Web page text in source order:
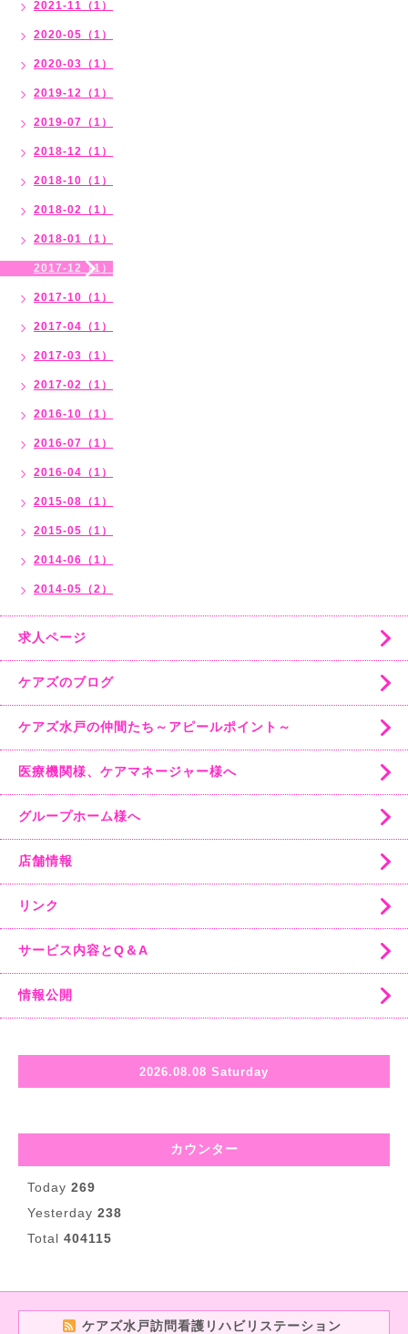
2021-11（1）
2020-05（1）
2020-03（1）
2019-12（1）
2019-07（1）
2018-12（1）
2018-10（1）
2018-02（1）
2018-01（1）
2017-12（1）
2017-10（1）
2017-04（1）
2017-03（1）
2017-02（1）
2016-10（1）
2016-07（1）
2016-04（1）
2015-08（1）
2015-05（1）
2014-06（1）
2014-05（2）
求人ページ
ケアズのブログ
ケアズ水戸の仲間たち～アピールポイント～
医療機関様、ケアマネージャー様へ
グループホーム様へ
店舗情報
リンク
サービス内容とQ＆A
情報公開
2026.08.08 Saturday
カウンター
Today 269
Yesterday 238
Total 404115
ケアズ水戸訪問看護リハビリステーション